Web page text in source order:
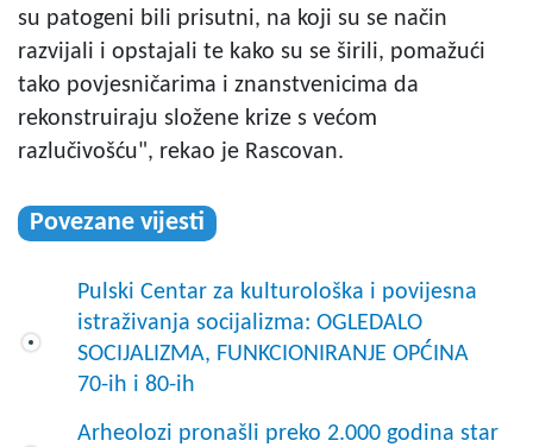
su patogeni bili prisutni, na koji su se način
razvijali i opstajali te kako su se širili, pomažući
tako povjesničarima i znanstvenicima da
rekonstruiraju složene krize s većom
razlučivošću", rekao je Rascovan.
Povezane vijesti
Pulski Centar za kulturološka i povijesna
istraživanja socijalizma: OGLEDALO
SOCIJALIZMA, FUNKCIONIRANJE OPĆINA
70-ih i 80-ih
Arheolozi pronašli preko 2.000 godina star